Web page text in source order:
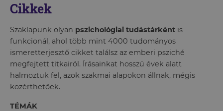
Cikkek
Szaklapunk olyan pszichológiai tudástárként is
funkcionál, ahol több mint 4000 tudományos
ismeretterjesztő cikket találsz az emberi psziché
megfejtett titkairól. Írásainkat hosszú évek alatt
halmoztuk fel, azok szakmai alapokon állnak, mégis
közérthetőek.
TÉMÁK